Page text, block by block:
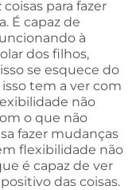
para fazer
É capaz de
à
dos filhos,
se esquece do
tem a ver com
não
o que não
fazer mudanças
flexibilidade não
é capaz de ver
das coisas.